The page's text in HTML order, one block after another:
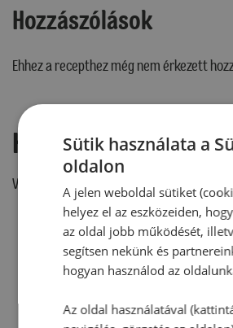
Hozzászólások
Ehhez a recepthez még nem érkezett
Hozzászólás írása
Vélemény írásához, kérjük,jelentkezz be!
Sütik használata a
oldalon
A jelen weboldal sütiket
helyez el az eszközeiden,
az oldal jobb működését,
segítsen nekünk és
hogyan használod az
Az oldal használatával